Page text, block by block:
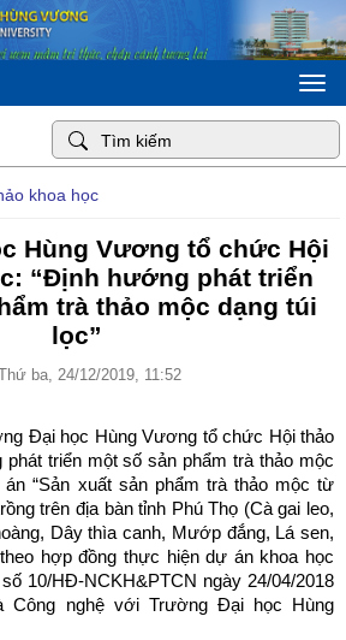
khoa học
Hùng Vương tổ chức Hội
“Định hướng phát triển
trà thảo mộc dạng túi
lọc”
ba, 24/12/2019, 11:52
Đại học Hùng Vương tổ chức Hội thảo
phát triển một số sản phẩm trà thảo mộc
“Sản xuất sản phẩm trà thảo mộc từ
trên địa bàn tỉnh Phú Thọ (Cà gai leo,
Dây thìa canh, Mướp đắng, Lá sen,
hợp đồng thực hiện dự án khoa học
10/HĐ-NCKH&PTCN ngày 24/04/2018
Công nghệ với Trường Đại học Hùng